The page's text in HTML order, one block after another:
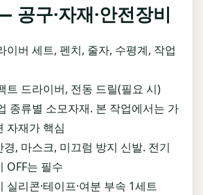
공구·자재·안전장비
이버 세트, 펜치, 줄자, 수평계, 작업
트 드라이버, 전동 드릴(필요 시)
종류별 소모자재. 본 작업에서는 가
자재가 핵심
경, 마스크, 미끄럼 방지 신발. 전기
OFF는 필수
실리콘·테이프·여분 부속 1세트